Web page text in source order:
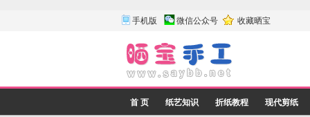
手机版 微信公众号 收藏晒宝
首 页 纸艺知识 折纸教程 现代剪纸